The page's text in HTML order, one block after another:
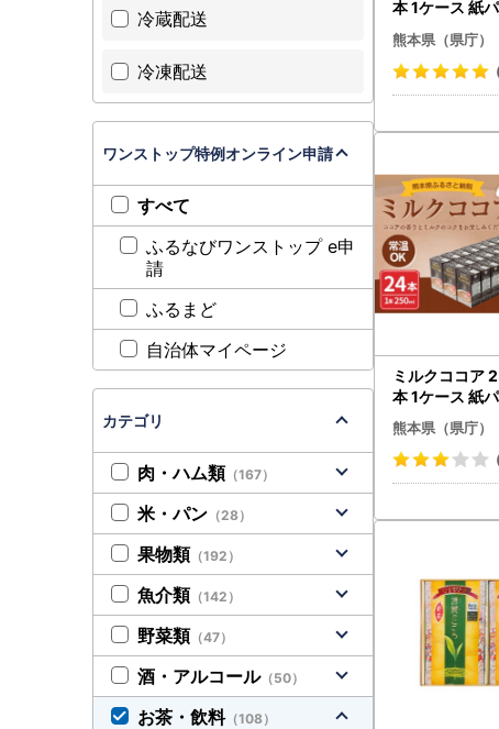
本 1ケース 紙
存可能
熊本県（県庁）
ミルクココア
本 1ケース 紙
存可能
熊本県（県庁）
冷蔵配送
冷凍配送
ワンストップ特例オンライン申請
すべて
ふるなびワンストップ e申
請
ふるまど
自治体マイページ
カテゴリ
肉・ハム類 （167）
米・パン （28）
果物類 （192）
魚介類 （142）
野菜類 （47）
酒・アルコール（50）
お茶・飲料（108）